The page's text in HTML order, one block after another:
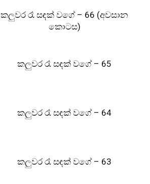
කලුවර රෑ සඳක් වගේ – 66 (අවසාන
කොටස)
කලුවර රෑ සඳක් වගේ – 65
කලුවර රෑ සඳක් වගේ – 64
කලුවර රෑ සඳක් වගේ – 63